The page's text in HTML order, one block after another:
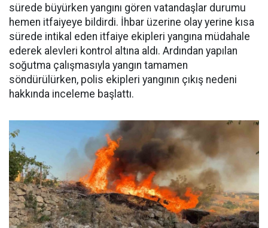
sürede büyürken yangını gören vatandaşlar durumu
hemen itfaiyeye bildirdi. İhbar üzerine olay yerine kısa
sürede intikal eden itfaiye ekipleri yangına müdahale
ederek alevleri kontrol altına aldı. Ardından yapılan
soğutma çalışmasıyla yangın tamamen
söndürülürken, polis ekipleri yangının çıkış nedeni
hakkında inceleme başlattı.